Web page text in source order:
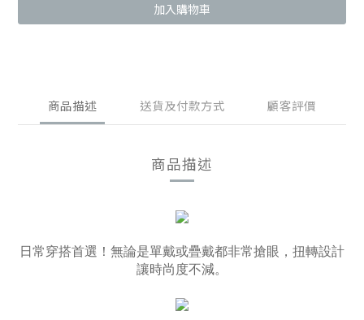
加入購物車
商品描述 送貨及付款方式 顧客評價
商品描述
日常穿搭首選！無論是單戴或疊戴都非常搶眼，扭轉設計
讓時尚度不減。